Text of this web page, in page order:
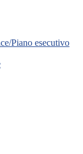
Piano esecutivo